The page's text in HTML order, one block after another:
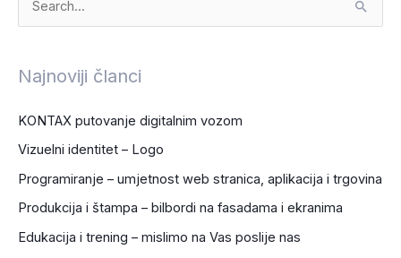
r
c
r
:
Najnoviji članci
KONTAX putovanje digitalnim vozom
Vizuelni identitet – Logo
Programiranje – umjetnost web stranica, aplikacija i trgovina
Produkcija i štampa – bilbordi na fasadama i ekranima
Edukacija i trening – mislimo na Vas poslije nas